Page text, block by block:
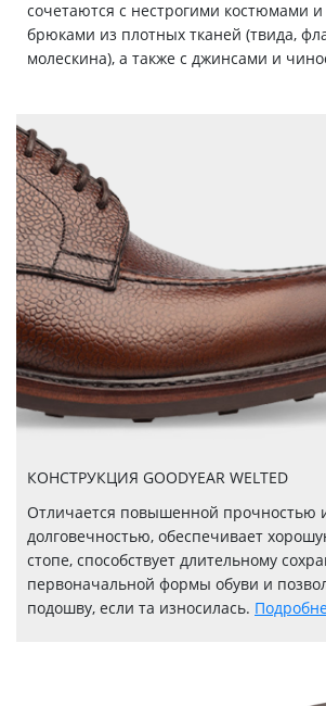
сочетаются с нестрогими костюмами
брюками из плотных тканей (твида,
молескина), а также с джинсами и
КОНСТРУКЦИЯ GOODYEAR WELTED
Отличается повышенной прочностью
долговечностью, обеспечивает
стопе, способствует длительному
первоначальной формы обуви и
подошву, если та износилась.